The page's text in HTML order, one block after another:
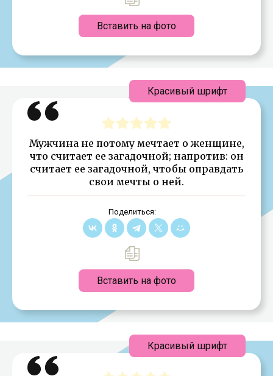
Вставить на фото
Мужчина не потому мечтает о женщине,
что считает ее загадочной; напротив: он
считает ее загадочной, чтобы оправдать
свои мечты о ней.
Поделиться:
Вставить на фото
Красивый шрифт
Красивый шрифт